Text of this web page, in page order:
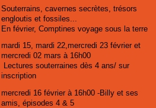
Souterrains, cavernes secrètes, trésors
engloutis et fossiles...
En février, Comptines voyage sous la terre
mardi 15, mardi 22,mercredi 23 février et
mercredi 02 mars à 16h00
Lectures souterraines dès 4 ans/ sur
inscription
mercredi 16 février à 16h00 -Billy et ses
amis, épisodes 4 & 5